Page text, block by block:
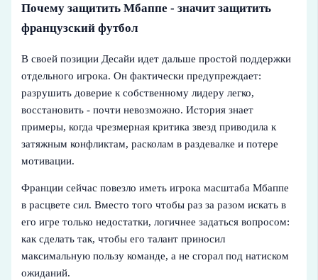
Почему защитить Мбаппе - значит защитить
французский футбол
В своей позиции Десайи идет дальше простой поддержки
отдельного игрока. Он фактически предупреждает:
разрушить доверие к собственному лидеру легко,
восстановить - почти невозможно. История знает
примеры, когда чрезмерная критика звезд приводила к
затяжным конфликтам, расколам в раздевалке и потере
мотивации.
Франции сейчас повезло иметь игрока масштаба Мбаппе
в расцвете сил. Вместо того чтобы раз за разом искать в
его игре только недостатки, логичнее задаться вопросом:
как сделать так, чтобы его талант приносил
максимальную пользу команде, а не сгорал под натиском
ожиданий.